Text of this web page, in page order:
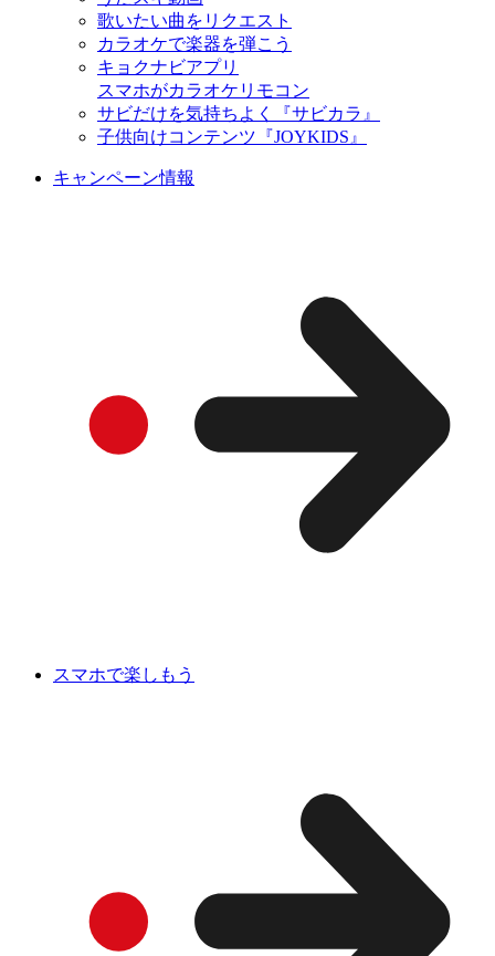
歌いたい曲をリクエスト
カラオケで楽器を弾こう
キョクナビアプリ
スマホがカラオケリモコン
サビだけを気持ちよく『サビカラ』
子供向けコンテンツ『JOYKIDS』
キャンペーン情報
スマホで楽しもう